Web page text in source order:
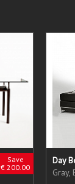
Save
€ 200.00
Day
Gray,